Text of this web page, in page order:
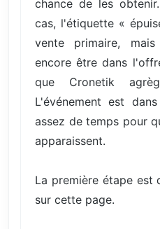
chance de les
cas, l'étiquette «
vente primaire,
encore être dans
que Cronetik
L'événement est
assez de temps pour
apparaissent.
La première étape
sur cette page.